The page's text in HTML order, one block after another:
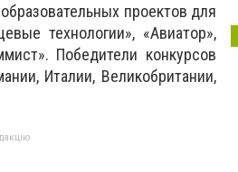
проектов для
технологии», «Авиатор»,
Победители конкурсов
Италии, Великобритании,